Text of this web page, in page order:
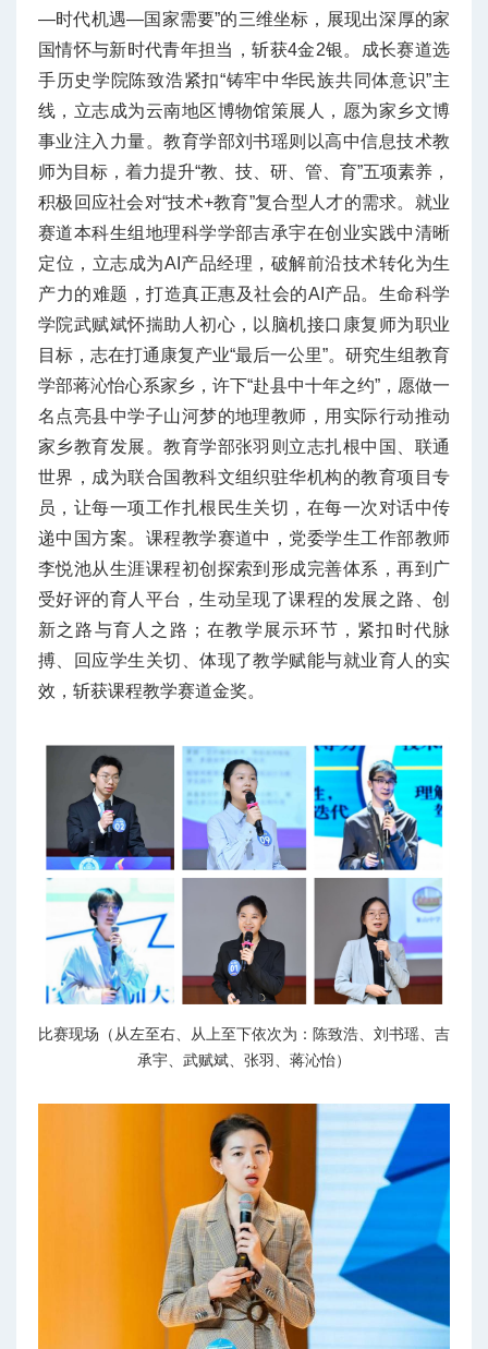
—时代机遇—国家需要”的三维坐标，展现出深厚的家
国情怀与新时代青年担当，斩获4金2银。成长赛道选
手历史学院陈致浩紧扣“铸牢中华民族共同体意识”主
线，立志成为云南地区博物馆策展人，愿为家乡文博
事业注入力量。教育学部刘书瑶则以高中信息技术教
师为目标，着力提升“教、技、研、管、育”五项素养，
积极回应社会对“技术+教育”复合型人才的需求。就业
赛道本科生组地理科学学部吉承宇在创业实践中清晰
定位，立志成为AI产品经理，破解前沿技术转化为生
产力的难题，打造真正惠及社会的AI产品。生命科学
学院武赋斌怀揣助人初心，以脑机接口康复师为职业
目标，志在打通康复产业“最后一公里”。研究生组教育
学部蒋沁怡心系家乡，许下“赴县中十年之约”，愿做一
名点亮县中学子山河梦的地理教师，用实际行动推动
家乡教育发展。教育学部张羽则立志扎根中国、联通
世界，成为联合国教科文组织驻华机构的教育项目专
员，让每一项工作扎根民生关切，在每一次对话中传
递中国方案。课程教学赛道中，党委学生工作部教师
李悦池从生涯课程初创探索到形成完善体系，再到广
受好评的育人平台，生动呈现了课程的发展之路、创
新之路与育人之路；在教学展示环节，紧扣时代脉
搏、回应学生关切、体现了教学赋能与就业育人的实
效，斩获课程教学赛道金奖。
比赛现场（从左至右、从上至下依次为：陈致浩、刘书瑶、吉
承宇、 武赋斌、 张羽、蒋沁怡）